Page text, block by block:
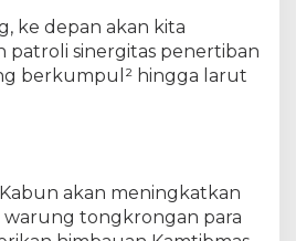
ke depan akan kita
patroli sinergitas penertiban
berkumpul² hingga larut
akan meningkatkan
warung tongkrongan para